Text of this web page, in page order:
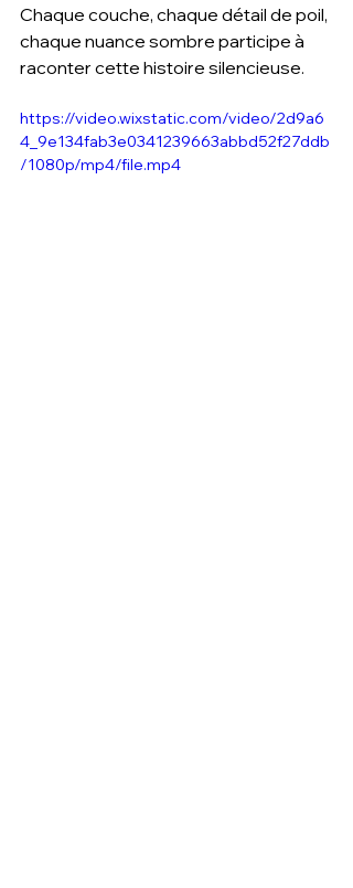
Chaque couche, chaque détail de poil,
chaque nuance sombre participe à
raconter cette histoire silencieuse.
https://video.wixstatic.com/video/2d9a6
4_9e134fab3e0341239663abbd52f27ddb
/1080p/mp4/file.mp4